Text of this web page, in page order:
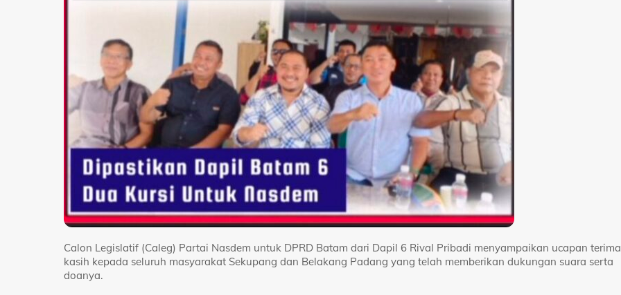
Calon Legislatif (Caleg) Partai Nasdem untuk DPRD Batam dari Dapil 6 Rival Pribadi menyampaikan ucapan terima
kasih kepada seluruh masyarakat Sekupang dan Belakang Padang yang telah memberikan dukungan suara serta
doanya.